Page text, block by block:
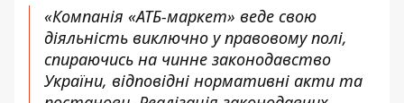
«Компанія «АТБ-маркет» веде свою
діяльність виключно у правовому полі,
спираючись на чинне законодавство
України, відповідні нормативні акти та